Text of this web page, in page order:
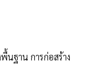
นฐาน การก่อสร้าง